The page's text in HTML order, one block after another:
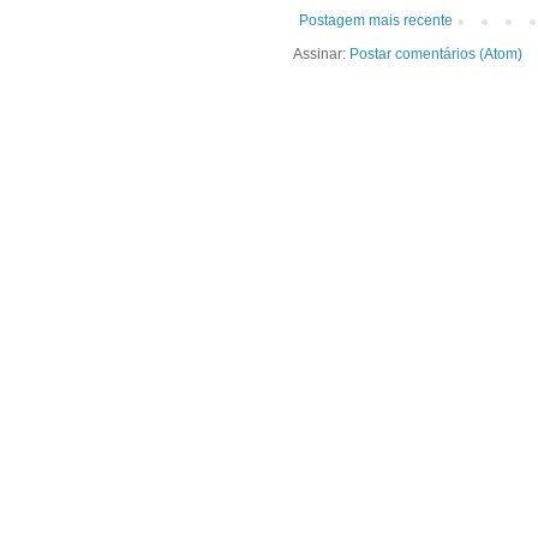
Postagem mais recente
Assinar: Postar comentários (Atom)